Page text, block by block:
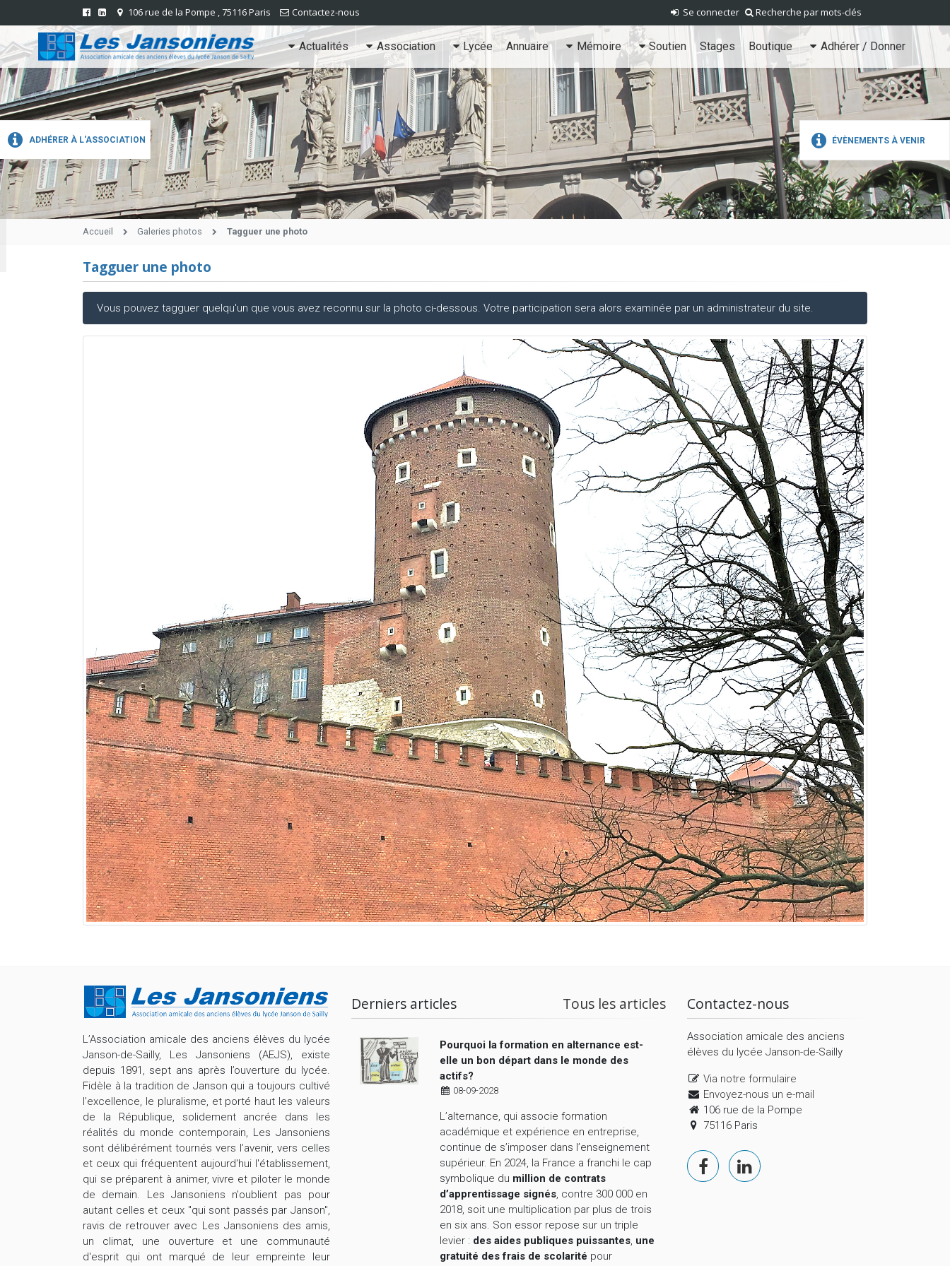
ADHÉRER À L'ASSOCIATION ÉVÈNEMENTS À VENIR
Recherche par mots-clés
Se connecter
106 rue de la Pompe , 75116 Paris Contactez-nous
Actualités Association Lycée Annuaire Mémoire Soutien Stages Boutique Adhérer / Donner
Accueil Galeries photos Tagguer une photo
Tagguer une photo
Vous pouvez tagguer quelqu'un que vous avez reconnu sur la photo ci-dessous. Votre participation sera alors examinée par un administrateur du site.
L’Association amicale des anciens élèves du lycée
Janson-de-Sailly, Les Jansoniens (AEJS), existe
depuis 1891, sept ans après l’ouverture du lycée.
Fidèle à la tradition de Janson qui a toujours cultivé
l’excellence, le pluralisme, et porté haut les valeurs
de la République, solidement ancrée dans les
réalités du monde contemporain, Les Jansoniens
sont délibérément tournés vers l’avenir, vers celles
et ceux qui fréquentent aujourd'hui l'établissement,
qui se préparent à animer, vivre et piloter le monde
de demain. Les Jansoniens n'oublient pas pour
autant celles et ceux "qui sont passés par Janson",
ravis de retrouver avec Les Jansoniens des amis,
un climat, une ouverture et une communauté
d'esprit qui ont marqué de leur empreinte leur
Derniers articles Tous les articles
Pourquoi la formation en alternance est-
elle un bon départ dans le monde des
actifs?
08-09-2028
L’alternance, qui associe formation
académique et expérience en entreprise,
continue de s’imposer dans l’enseignement
supérieur. En 2024, la France a franchi le cap
symbolique du million de contrats
d’apprentissage signés, contre 300 000 en
2018, soit une multiplication par plus de trois
en six ans. Son essor repose sur un triple
levier : des aides publiques puissantes, une
gratuité des frais de scolarité pour
Contactez-nous
Association amicale des anciens
élèves du lycée Janson-de-Sailly
Via notre formulaire
Envoyez-nous un e-mail
106 rue de la Pompe
75116 Paris